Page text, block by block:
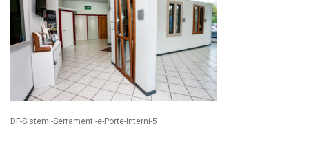
DF-Sistemi-Serramenti-e-Porte-Interni-5